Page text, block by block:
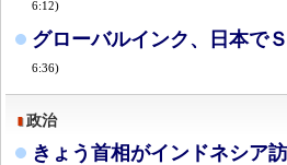
6:12)
グローバルインク、日本で
6:36)
政治
きょう首相がインドネシア